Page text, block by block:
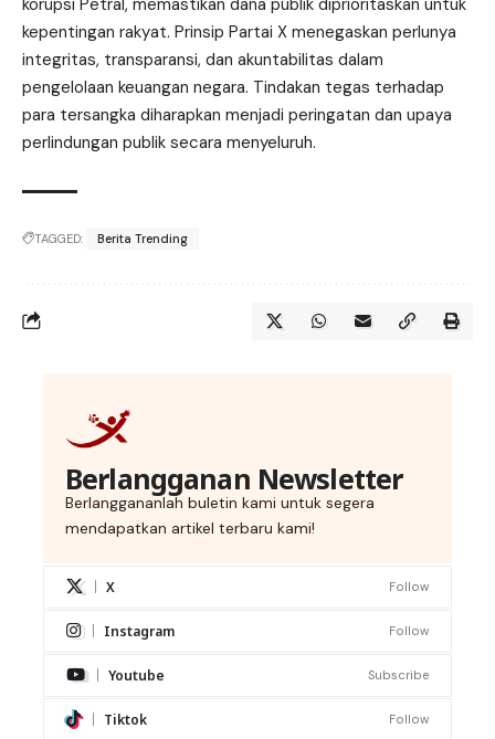
kepentingan rakyat. Prinsip Partai X menegaskan perlunya
integritas, transparansi, dan akuntabilitas dalam
pengelolaan keuangan negara. Tindakan tegas terhadap
para tersangka diharapkan menjadi peringatan dan upaya
perlindungan publik secara menyeluruh.
TAGGED: Berita Trending
Berlangganan Newsletter
Berlanggananlah buletin kami untuk segera
mendapatkan artikel terbaru kami!
X Follow
Instagram Follow
Youtube Subscribe
Tiktok Follow